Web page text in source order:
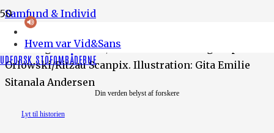
Hvem var Vid&Sans
UDFORSK STOFOMRÅDERNE
Din verden belyst af forskere
Samfund & Individ
Foto: Miguel Medina, Rosaria De Marco og Ralph
Orlowski/Ritzau Scanpix. Illustration: Gita Emilie
Sitanala Andersen
Lyt til historien